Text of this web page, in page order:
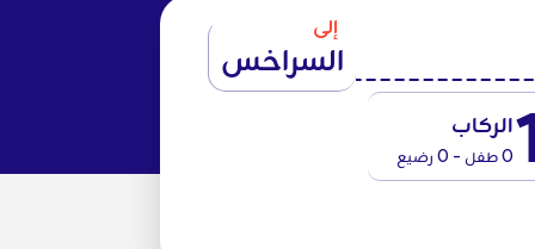
إلى
السراخس
الركاب
0 طفل - 0 رضيع